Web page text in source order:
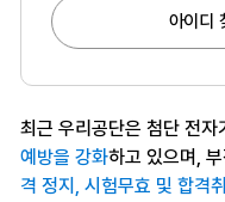
아이디
최근 우리공단은 첨단 전
예방을 강화하고 있으며,
격 정지, 시험무효 및 합격